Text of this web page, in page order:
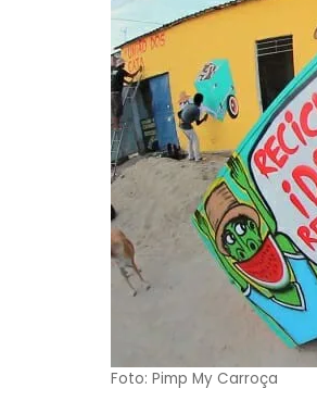
Foto: Pimp My Carroça